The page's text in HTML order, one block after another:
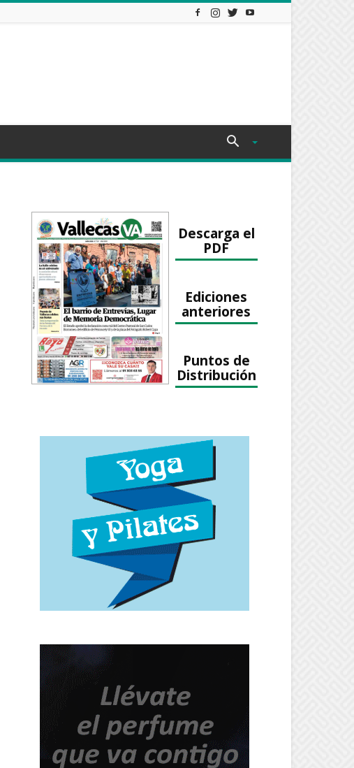
Descarga el
PDF
Ediciones
anteriores
Puntos de
Distribución